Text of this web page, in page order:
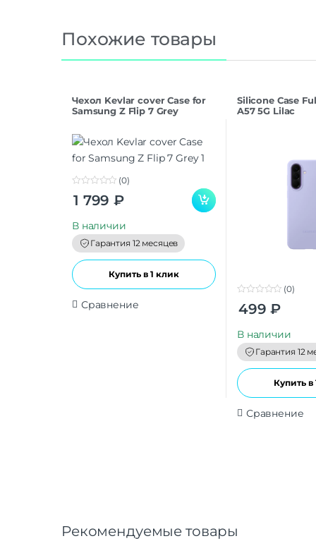
Похожие товары
Чехол Kevlar cover Case for
Samsung Z Flip 7 Grey
o
(0)
1 799 ₽
В наличии
Гарантия 12 месяцев
Купить в 1 клик
Сравнение
Silicone Case
A57 5G Lilac
o
o
(0)
499 ₽
В наличии
Гарантия 12
Купить в
Сравнение
Рекомендуемые товары